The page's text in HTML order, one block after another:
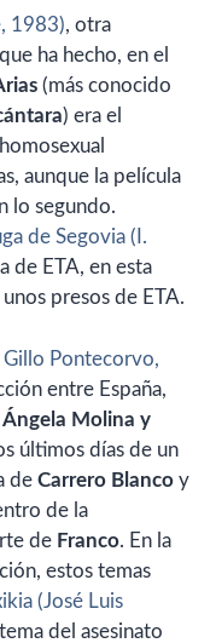
1983), otra
ha hecho, en el
(más conocido
) era el
aunque la película
lo segundo.
de Segovia (I.
de ETA, en esta
presos de ETA.
Pontecorvo,
entre España,
Ángela Molina y
últimos días de un
de Carrero Blanco y
de la
de Franco. En la
estos temas
(José Luis
del asesinato